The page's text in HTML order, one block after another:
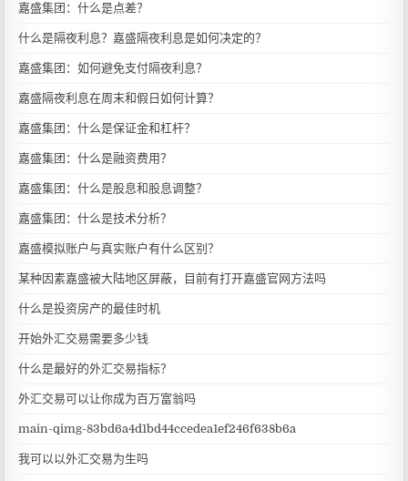
嘉盛集团：什么是点差？
什么是隔夜利息？嘉盛隔夜利息是如何决定的？
嘉盛集团：如何避免支付隔夜利息？
嘉盛隔夜利息在周末和假日如何计算？
嘉盛集团：什么是保证金和杠杆？
嘉盛集团：什么是融资费用？
嘉盛集团：什么是股息和股息调整？
嘉盛集团：什么是技术分析？
嘉盛模拟账户与真实账户有什么区别？
某种因素嘉盛被大陆地区屏蔽，目前有打开嘉盛官网方法吗
什么是投资房产的最佳时机
开始外汇交易需要多少钱
什么是最好的外汇交易指标？
外汇交易可以让你成为百万富翁吗
main-qimg-83bd6a4d1bd44ccedea1ef246f638b6a
我可以以外汇交易为生吗